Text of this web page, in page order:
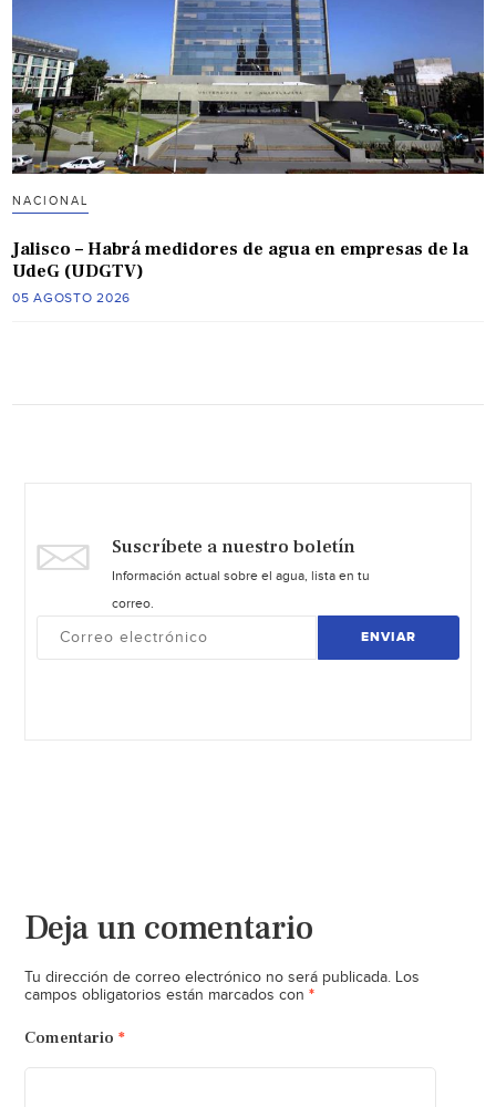
NACIONAL
Jalisco – Habrá medidores de agua en empresas de la
UdeG (UDGTV)
05 AGOSTO 2026
Suscríbete a nuestro boletín
Información actual sobre el agua, lista en tu
correo.
ENVIAR
Deja un comentario
Tu dirección de correo electrónico no será publicada. Los
campos obligatorios están marcados con *
Comentario *